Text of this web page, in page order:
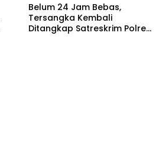
Belum 24 Jam Bebas,
Tersangka Kembali
Ditangkap Satreskrim Polres